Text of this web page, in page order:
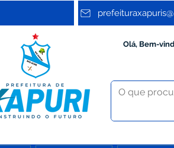
Olá, Bem-